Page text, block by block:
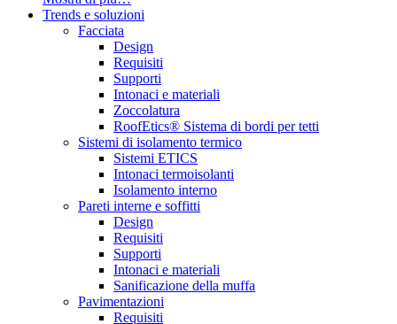
Trends e soluzioni
Facciata
Design
Requisiti
Supporti
Intonaci e materiali
Zoccolatura
RoofEtics® Sistema di bordi per tetti
Sistemi di isolamento termico
Sistemi ETICS
Intonaci termoisolanti
Isolamento interno
Pareti interne e soffitti
Design
Requisiti
Supporti
Intonaci e materiali
Sanificazione della muffa
Pavimentazioni
Requisiti